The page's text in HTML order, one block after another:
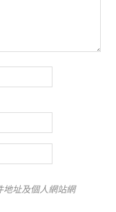
地址及個人網站網